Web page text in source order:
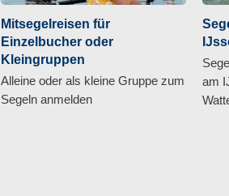
Mitsegelreisen für
Einzelbucher oder
Kleingruppen
Alleine oder als kleine Gruppe zum
Segeln anmelden
am